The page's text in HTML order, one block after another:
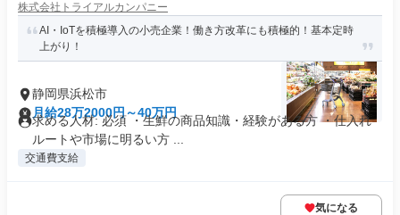
株式会社トライアルカンパニー
AI・IoTを積極導入の小売企業！働き方改革にも積極的！基本定時
上がり！
静岡県浜松市
月給28万2000円～40万円
求める人材: 必須 ・生鮮の商品知識・経験がある方 ・仕入れ
ルートや市場に明るい方 ...
交通費支給
気になる